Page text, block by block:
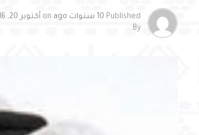
Published 10 سنوات ago on أكتوبر 20, 2016
By